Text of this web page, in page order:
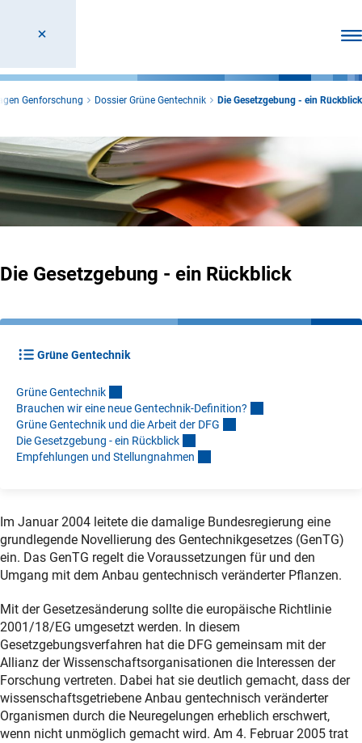
Genforschung Dossier Grüne Gentechnik Die Gesetzgebung - ein Rückblick
Die Gesetzgebung - ein Rückblick
Grüne Gentechnik
Grüne Gentechnik
Brauchen wir eine neue Gentechnik-Definition?
Grüne Gentechnik und die Arbeit der DFG
Die Gesetzgebung - ein Rückblick
Empfehlungen und Stellungnahmen
Im Januar 2004 leitete die damalige Bundesregierung eine
grundlegende Novellierung des Gentechnikgesetzes (GenTG)
ein. Das GenTG regelt die Voraussetzungen für und den
Umgang mit dem Anbau gentechnisch veränderter Pflanzen.
Mit der Gesetzesänderung sollte die europäische Richtlinie
2001/18/EG umgesetzt werden. In diesem
Gesetzgebungsverfahren hat die DFG gemeinsam mit der
Allianz der Wissenschaftsorganisationen die Interessen der
Forschung vertreten. Dabei hat sie deutlich gemacht, dass der
wissenschaftsgetriebene Anbau gentechnisch veränderter
Organismen durch die Neuregelungen erheblich erschwert,
wenn nicht unmöglich gemacht wird. Am 4. Februar 2005 trat